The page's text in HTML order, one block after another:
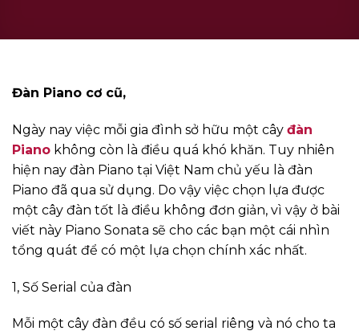
Đàn Piano cơ cũ,
Ngày nay việc mỗi gia đình sở hữu một cây đàn
Piano không còn là điều quá khó khăn. Tuy nhiên
hiện nay đàn Piano tại Việt Nam chủ yếu là đàn
Piano đã qua sử dụng. Do vậy việc chọn lựa được
một cây đàn tốt là điều không đơn giản, vì vậy ở bài
viết này Piano Sonata sẽ cho các bạn một cái nhìn
tổng quát để có một lựa chọn chính xác nhất.
1, Số Serial của đàn
Mỗi một cây đàn đều có số serial riêng và nó cho ta